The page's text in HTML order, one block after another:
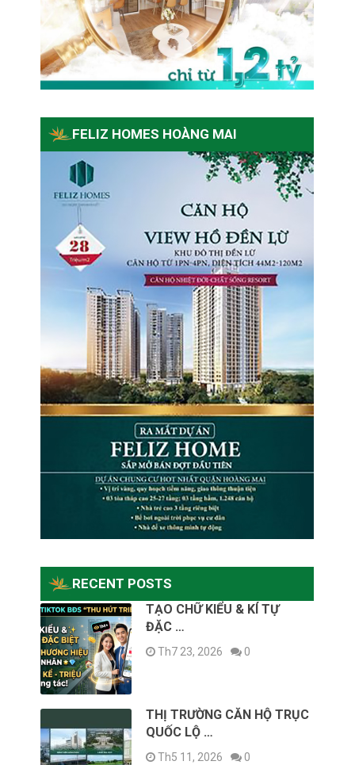
FELIZ HOMES HOÀNG MAI
RECENT POSTS
TẠO CHỮ KIỂU & KÍ TỰ
ĐẶC …
Th7 23, 2026 0
THỊ TRƯỜNG CĂN HỘ TRỤC
QUỐC LỘ …
Th5 11, 2026 0